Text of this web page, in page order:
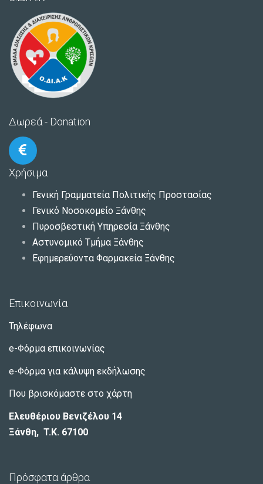
Δωρεά - Donation
Χρήσιμα
Γενική Γραμματεία Πολιτικής Προστασίας
Γενικό Νοσοκομείο Ξάνθης
Πυροσβεστική Υπηρεσία Ξάνθης
Αστυνομικό Τμήμα Ξάνθης
Εφημερεύοντα Φαρμακεία Ξάνθης
Επικοινωνία
Τηλέφωνα
e-Φόρμα επικοινωνίας
e-Φόρμα για κάλυψη εκδήλωσης
Που βρισκόμαστε στο χάρτη
Ελευθέριου Βενιζέλου 14
Ξάνθη, T.K. 67100
Πρόσφατα άρθρα